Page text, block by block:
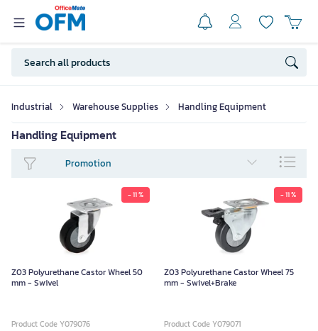
Industrial Warehouse Supplies Handling Equipment
Handling Equipment
Promotion
- 11 %
Z03 Polyurethane Castor Wheel 50
mm - Swivel
Product Code Y079076
- 11 %
Z03 Polyurethane Castor Wheel 75
mm - Swivel+Brake
Product Code Y079071